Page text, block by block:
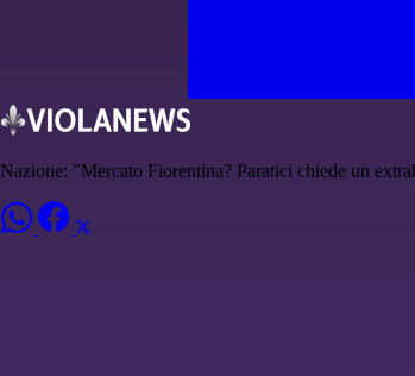
Nazione: "Mercato Fiorentina? Paratici chiede un